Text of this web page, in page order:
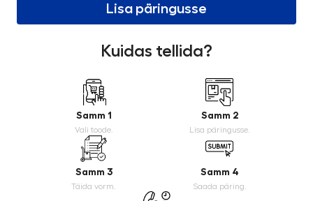
Lisa päringusse
Kuidas tellida?
Samm 1
Vali toode.
Samm 2
Lisa päringusse.
Samm 3
Täida vorm.
Samm 4
Saada päring.